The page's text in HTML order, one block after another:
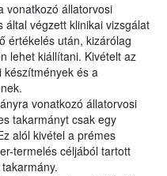
vonatkozó állatorvosi
által végzett klinikai vizsgálat
értékelés után, kizárólag
lehet kiállítani. Kivételt az
készítmények és a
vonatkozó állatorvosi
takarmányt csak egy
alól kivétel a prémes
termelés céljából tartott